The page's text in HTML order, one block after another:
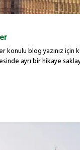
konulu blog yazınız için
ayrı bir hikaye